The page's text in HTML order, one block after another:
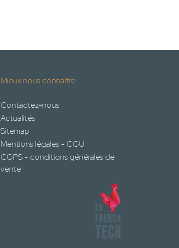
Mieux nous connaître
Contactez-nous
Actualités
Sitemap
Mentions légales - CGU
CGPS - conditions générales de
vente